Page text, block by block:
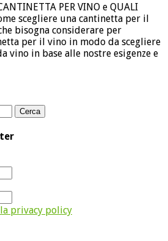
PER VINO e QUALI
scegliere una cantinetta per il
bisogna considerare per
per il vino in modo da scegliere
vino in base alle nostre esigenze e
privacy policy